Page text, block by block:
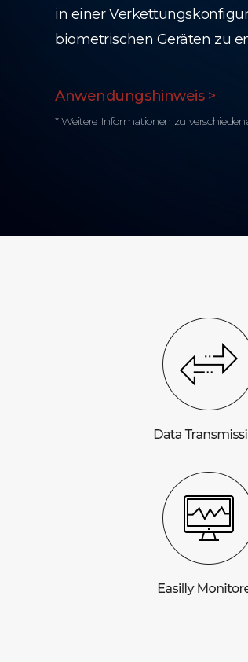
in einer
biometrischen Geräten zu
Anwendungshinweis >
* Weitere Informationen zu